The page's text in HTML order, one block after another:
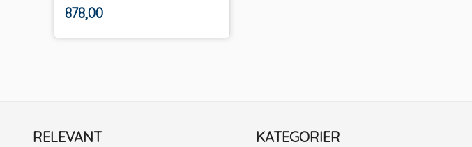
Pris
878,00mva.
RELEVANT KATEGORIER